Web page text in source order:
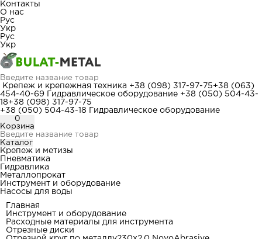
Контакты
О нас
Рус
Укр
Рус
Укр
Крепеж и крепежная техника +38 (098) 317-97-75+38 (063)
454-40-69
Гидравлическое оборудование +38 (050) 504-43-
18+38 (098) 317-97-75
+38 (050) 504-43-18
Гидравлическое оборудование
0
Корзина
Каталог
Крепеж и метизы
Пневматика
Гидравлика
Металлопрокат
Инструмент и оборудование
Насосы для воды
Главная
Инструмент и оборудование
Расходные материалы для инструмента
Отрезные диски